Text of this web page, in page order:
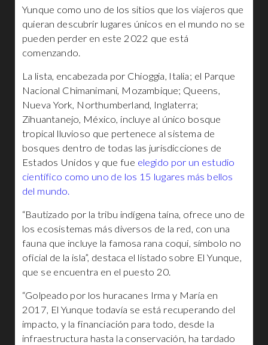
Yunque como uno de los sitios que los viajeros que
quieran descubrir lugares únicos en el mundo no se
pueden perder en este 2022 que está
comenzando.
La lista, encabezada por Chioggia, Italia; el Parque
Nacional Chimanimani, Mozambique; Queens,
Nueva York, Northumberland, Inglaterra;
Zihuantanejo, México, incluye al único bosque
tropical lluvioso que pertenece al sistema de
bosques dentro de todas las jurisdicciones de
Estados Unidos y que fue elegido por un estudio
científico como uno de los 15 lugares más bellos
del mundo.
“Bautizado por la tribu indígena taína, ofrece uno de
los ecosistemas más diversos de la red, con una
fauna que incluye la famosa rana coqui, símbolo no
oficial de la isla”, destaca el listado sobre El Yunque,
que se encuentra en el puesto 20.
“Golpeado por los huracanes Irma y María en
2017, El Yunque todavía se está recuperando del
impacto, y la financiación para todo, desde la
infraestructura hasta la conservación, ha tardado